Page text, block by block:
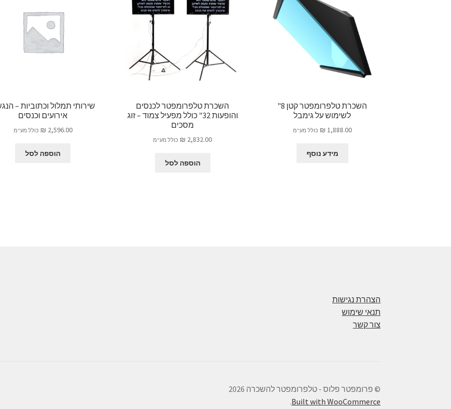
השכרת טלפרומפטר קטן 8"
לשימוש על גימבל
₪ 1,888.00 כולל מע"מ
מידע נוסף
השכרת טלפרומפטר לכנסים
והופעות 32" כולל מפעיל צמוד – זוג
מסכים
₪ 2,832.00 כולל מע"מ
הוספה לסל
שירותי תמלול וכתוביות –
אירועים וכנסים
₪ 2,596.00 כולל מע"מ
הוספה לסל
הצהרת נגישות
תנאי שימוש
צור קשר
© פרומפטר פלוס - טלפרומפטר להשכרה 2026
Built with WooCommerce
.